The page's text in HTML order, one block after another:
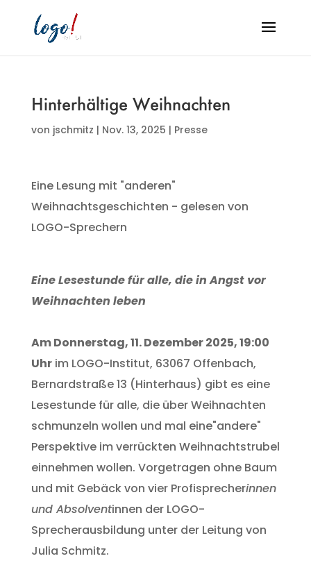
Hinterhältige Weihnachten
von jschmitz | Nov. 13, 2025 | Presse
Eine Lesung mit "anderen"
Weihnachtsgeschichten - gelesen von
LOGO-Sprechern
Eine Lesestunde für alle, die in Angst vor
Weihnachten leben
Am Donnerstag, 11. Dezember 2025, 19:00
Uhrim LOGO-Institut, 63067 Offenbach,
Bernardstraße 13 (Hinterhaus) gibt es eine
Lesestunde für alle, die über Weihnachten
schmunzeln wollen und mal eine"andere"
Perspektive im verrückten Weihnachtstrubel
einnehmen wollen. Vorgetragen ohne Baum
und mit Gebäck von vier Profisprecherinnen
und Absolventinnen der LOGO-
Sprecherausbildung unter der Leitung von
Julia Schmitz.